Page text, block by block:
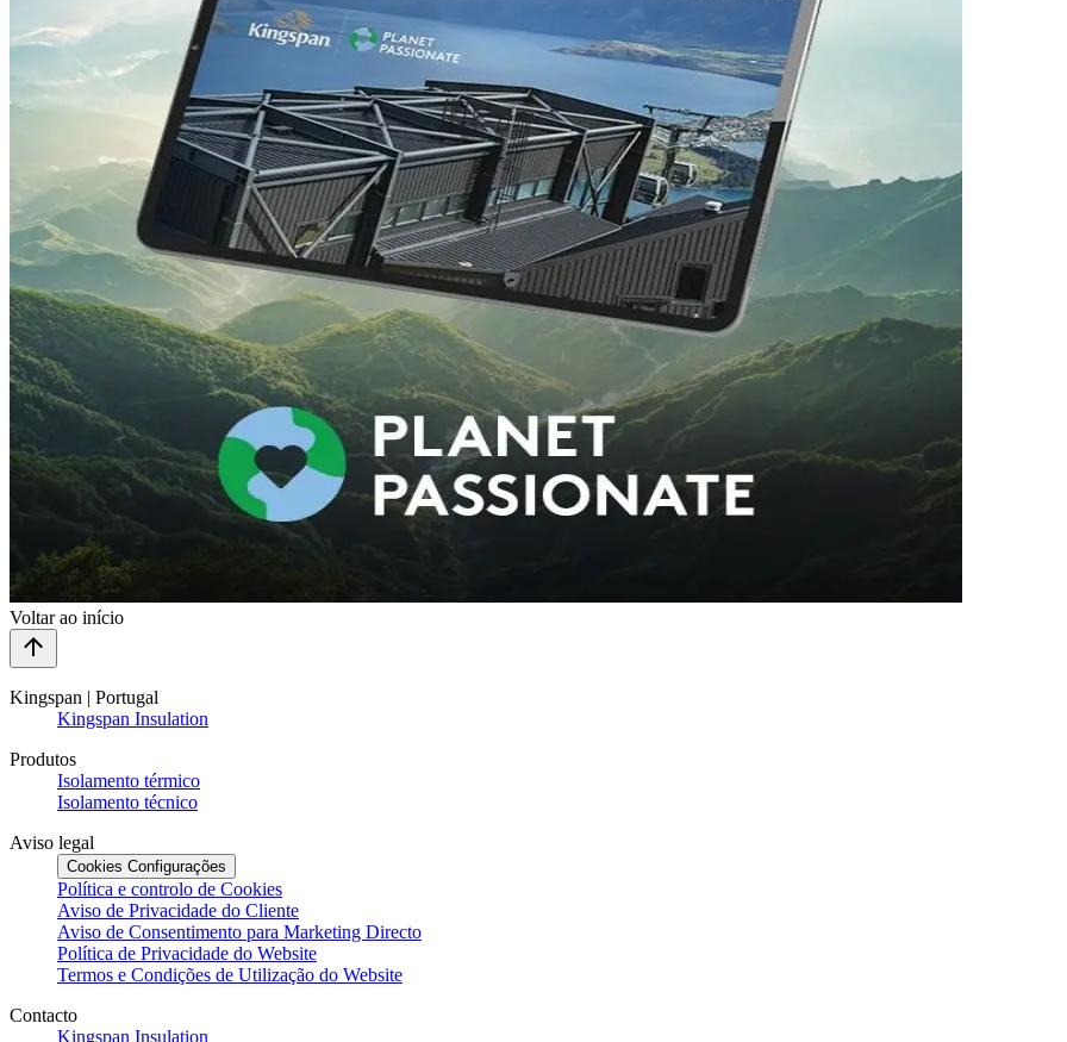
Voltar ao início
Kingspan | Portugal
Kingspan Insulation
Produtos
Isolamento térmico
Isolamento técnico
Aviso legal
Cookies Configurações
Política e controlo de Cookies
Aviso de Privacidade do Cliente
Aviso de Consentimento para Marketing Directo
Política de Privacidade do Website
Termos e Condições de Utilização do Website
Contacto
Kingspan Insulation